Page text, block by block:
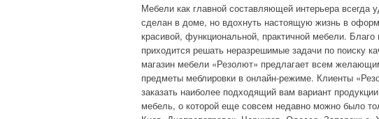
Мебели как главной составляющей интерьера
сделан в доме, но вдохнуть настоящую жизнь в
красивой, функциональной, практичной мебели. Благо
приходится решать неразрешимые задачи по поиску
магазин мебели «Резолют» предлагает всем
предметы меблировки в онлайн-режиме. Клиенты
заказать наиболее подходящий вам вариант
мебель, о которой еще совсем недавно можно было